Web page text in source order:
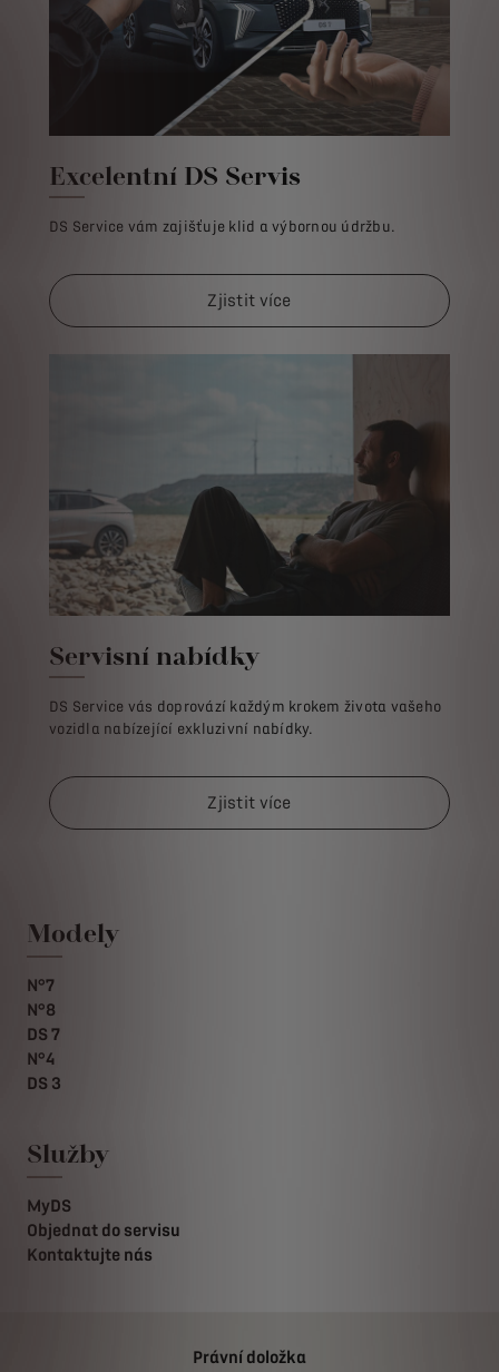
Excelentní DS Servis
DS Service vám zajišťuje klid a výbornou údržbu.
Zjistit více
Servisní nabídky
DS Service vás doprovází každým krokem života vašeho
vozidla nabízející exkluzivní nabídky.
Zjistit více
Modely
N°7
N°8
DS 7
N°4
DS 3
Služby
MyDS
Objednat do servisu
Kontaktujte nás
Právní doložka